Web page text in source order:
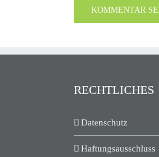
RECHTLICHES
Datenschutz
Haftungsausschluss